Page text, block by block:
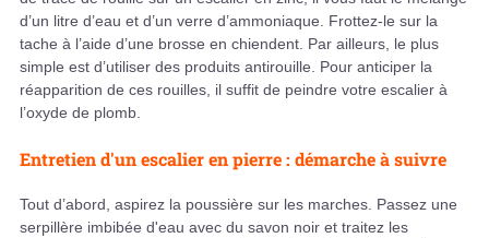
d’un litre d’eau et d’un verre d’ammoniaque. Frottez-le sur la
tache à l’aide d’une brosse en chiendent. Par ailleurs, le plus
simple est d’utiliser des produits antirouille. Pour anticiper la
réapparition de ces rouilles, il suffit de peindre votre escalier à
l’oxyde de plomb.
Entretien d'un escalier en pierre : démarche à suivre
Tout d’abord, aspirez la poussière sur les marches. Passez une
serpillère imbibée d'eau avec du savon noir et traitez les